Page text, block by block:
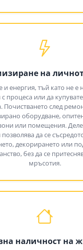
на
и енергия, тъй като не е
процеса или да
Почистването след
оборудване,
или помещения.
позволява да се
декорирането или
без да се
мръсотия.
наличност на